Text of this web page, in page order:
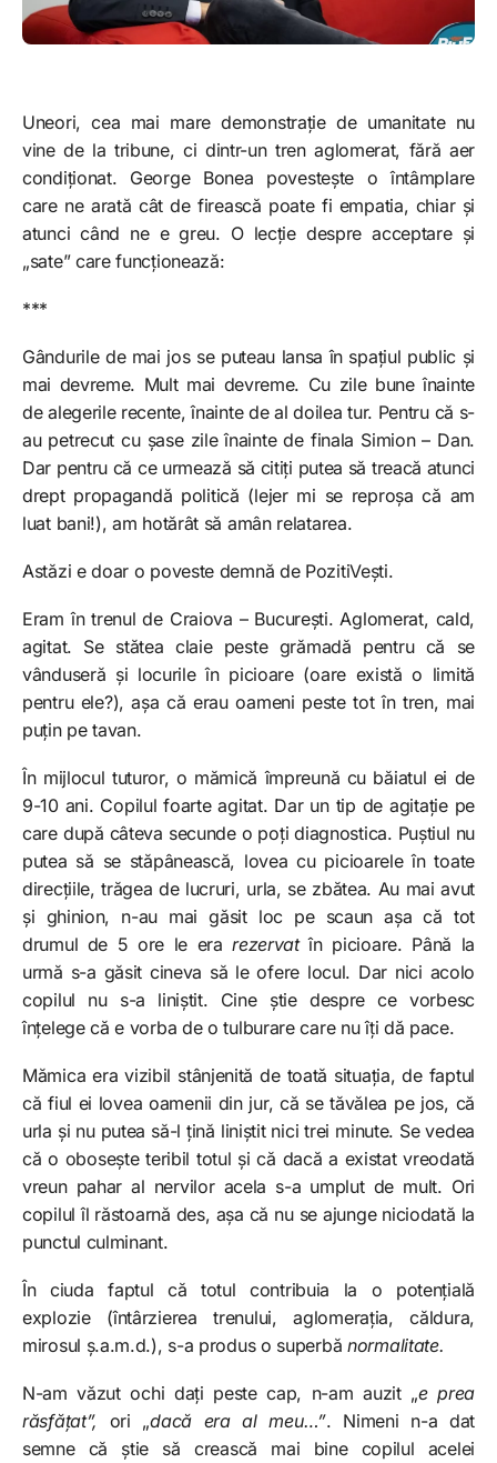
Uneori, cea mai mare demonstrație de umanitate nu
vine de la tribune, ci dintr-un tren aglomerat, fără aer
condiționat. George Bonea povestește o întâmplare
care ne arată cât de firească poate fi empatia, chiar și
atunci când ne e greu. O lecție despre acceptare și
„sate” care funcționează:
***
Gândurile de mai jos se puteau lansa în spațiul public și
mai devreme. Mult mai devreme. Cu zile bune înainte
de alegerile recente, înainte de al doilea tur. Pentru că s-
au petrecut cu șase zile înainte de finala Simion – Dan.
Dar pentru că ce urmează să citiți putea să treacă atunci
drept propagandă politică (lejer mi se reproșa că am
luat bani!), am hotărât să amân relatarea.
Astăzi e doar o poveste demnă de PozitiVești.
Eram în trenul de Craiova – București. Aglomerat, cald,
agitat. Se stătea claie peste grămadă pentru că se
vânduseră și locurile în picioare (oare există o limită
pentru ele?), așa că erau oameni peste tot în tren, mai
puțin pe tavan.
În mijlocul tuturor, o mămică împreună cu băiatul ei de
9-10 ani. Copilul foarte agitat. Dar un tip de agitație pe
care după câteva secunde o poți diagnostica. Puștiul nu
putea să se stăpânească, lovea cu picioarele în toate
direcțiile, trăgea de lucruri, urla, se zbătea. Au mai avut
și ghinion, n-au mai găsit loc pe scaun așa că tot
drumul de 5 ore le erarezervatîn picioare. Până la
urmă s-a găsit cineva să le ofere locul. Dar nici acolo
copilul nu s-a liniștit. Cine știe despre ce vorbesc
înțelege că e vorba de o tulburare care nu îți dă pace.
Mămica era vizibil stânjenită de toată situația, de faptul
că fiul ei lovea oamenii din jur, că se tăvălea pe jos, că
urla și nu putea să-l țină liniștit nici trei minute. Se vedea
că o obosește teribil totul și că dacă a existat vreodată
vreun pahar al nervilor acela s-a umplut de mult. Ori
copilul îl răstoarnă des, așa că nu se ajunge niciodată la
punctul culminant.
În ciuda faptul că totul contribuia la o potențială
explozie (întârzierea trenului, aglomerația, căldura,
mirosul ș.a.m.d.), s-a produs o superbănormalitate.
N-am văzut ochi dați peste cap, n-am auzit „e prea
răsfățat”, ori „dacă era al meu…”. Nimeni n-a dat
semne că știe să crească mai bine copilul acelei